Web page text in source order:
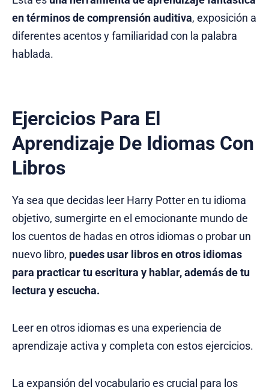
en términos de comprensión auditiva, exposición a
diferentes acentos y familiaridad con la palabra
hablada.
Ejercicios Para El
Aprendizaje De Idiomas Con
Libros
Ya sea que decidas leer Harry Potter en tu idioma
objetivo, sumergirte en el emocionante mundo de
los cuentos de hadas en otros idiomas o probar un
nuevo libro, puedes usar libros en otros idiomas
para practicar tu escritura y hablar, además de tu
lectura y escucha.
Leer en otros idiomas es una experiencia de
aprendizaje activa y completa con estos ejercicios.
La expansión del vocabulario es crucial para los